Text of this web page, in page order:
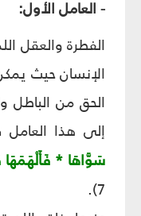
- العامل الأول:
الفطرة والعقل
الإنسان حيث
الحق من الباطل
إلى هذا العامل
سَوَّاهَا * فَأَلْهَمَهَا
7).